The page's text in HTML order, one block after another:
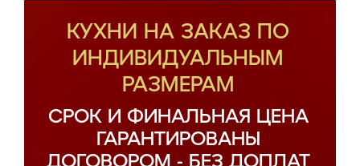
КУХНИ НА ЗАКАЗ ПО
ИНДИВИДУАЛЬНЫМ
РАЗМЕРАМ
СРОК И ФИНАЛЬНАЯ ЦЕНА
ГАРАНТИРОВАНЫ
ДОГОВОРОМ - БЕЗ ДОПЛАТ